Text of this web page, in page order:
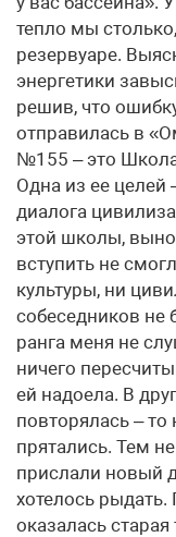
тепло мы
резервуаре.
энергетики
решив, что
отправилась в
№155 – это Школа
Одна из ее целей
диалога
этой школы,
вступить не
культуры, ни
собеседников не
ранга меня не
ничего
ей надоела. В
повторялась – то
прятались. Тем
прислали новый
хотелось
оказалась